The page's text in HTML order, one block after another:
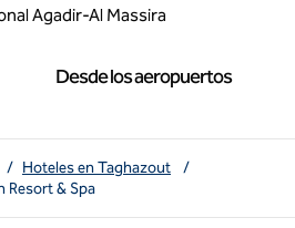
Agadir-Al Massira
Desde los aeropuertos
/ Hoteles en Taghazout
/
Resort & Spa